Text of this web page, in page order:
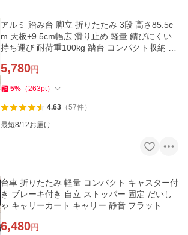
アルミ 踏み台 脚立 折りたたみ 3段 高さ85.5c
m 天板+9.5cm幅広 滑り止め 軽量 錆びにくい
持ち運び 耐荷重100kg 踏台 コンパクト収納 コ
5,780円
5% （263pt）
4.63（57件）
最短8/12お届け
台車 折りたたみ 軽量 コンパクト キャスター付
き ブレーキ付き 自立 ストッパー 固定 だいし
ゃ キャリーカート キャリー 静音 フラット 家
6,480円